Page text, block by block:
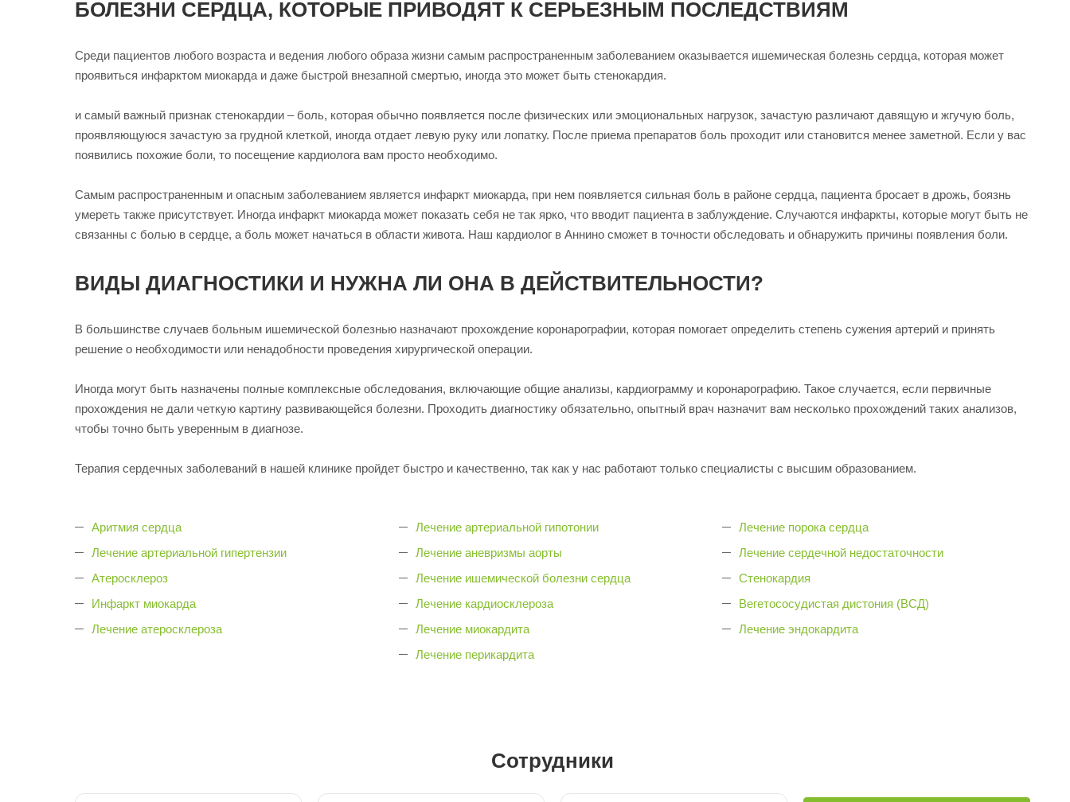
БОЛЕЗНИ СЕРДЦА, КОТОРЫЕ ПРИВОДЯТ К СЕРЬЕЗНЫМ ПОСЛЕДСТВИЯМ
Среди пациентов любого возраста и ведения любого образа жизни самым распространенным заболеванием оказывается ишемическая болезнь сердца, которая может
проявиться инфарктом миокарда и даже быстрой внезапной смертью, иногда это может быть стенокардия.
и самый важный признак стенокардии – боль, которая обычно появляется после физических или эмоциональных нагрузок, зачастую различают давящую и жгучую боль,
проявляющуюся зачастую за грудной клеткой, иногда отдает левую руку или лопатку. После приема препаратов боль проходит или становится менее заметной. Если у вас
появились похожие боли, то посещение кардиолога вам просто необходимо.
Самым распространенным и опасным заболеванием является инфаркт миокарда, при нем появляется сильная боль в районе сердца, пациента бросает в дрожь, боязнь
умереть также присутствует. Иногда инфаркт миокарда может показать себя не так ярко, что вводит пациента в заблуждение. Случаются инфаркты, которые могут быть не
связанны с болью в сердце, а боль может начаться в области живота. Наш кардиолог в Аннино сможет в точности обследовать и обнаружить причины появления боли.
ВИДЫ ДИАГНОСТИКИ И НУЖНА ЛИ ОНА В ДЕЙСТВИТЕЛЬНОСТИ?
В большинстве случаев больным ишемической болезнью назначают прохождение коронарографии, которая помогает определить степень сужения артерий и принять
решение о необходимости или ненадобности проведения хирургической операции.
Иногда могут быть назначены полные комплексные обследования, включающие общие анализы, кардиограмму и коронарографию. Такое случается, если первичные
прохождения не дали четкую картину развивающейся болезни. Проходить диагностику обязательно, опытный врач назначит вам несколько прохождений таких анализов,
чтобы точно быть уверенным в диагнозе.
Терапия сердечных заболеваний в нашей клинике пройдет быстро и качественно, так как у нас работают только специалисты с высшим образованием.
Аритмия сердца
Лечение артериальной гипертензии
Атеросклероз
Инфаркт миокарда
Лечение атеросклероза
Лечение артериальной гипотонии
Лечение аневризмы аорты
Лечение ишемической болезни сердца
Лечение кардиосклероза
Лечение миокардита
Лечение перикардита
Лечение порока сердца
Лечение сердечной недостаточности
Стенокардия
Вегетососудистая дистония (ВСД)
Лечение эндокардита
Сотрудники